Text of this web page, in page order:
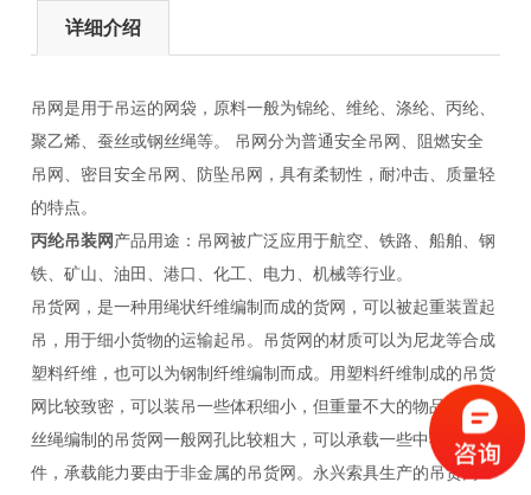
详细介绍
吊网是用于吊运的网袋，原料一般为锦纶、维纶、涤纶、丙纶、
聚乙烯、蚕丝或钢丝绳等。 吊网分为普通安全吊网、阻燃安全
吊网、密目安全吊网、防坠吊网，具有柔韧性，耐冲击、质量轻
的特点。
丙纶吊装网产品用途：吊网被广泛应用于航空、铁路、船舶、钢
铁、矿山、油田、港口、化工、电力、机械等行业。
吊货网，是一种用绳状纤维编制而成的货网，可以被起重装置起
吊，用于细小货物的运输起吊。吊货网的材质可以为尼龙等合成
塑料纤维，也可以为钢制纤维编制而成。用塑料纤维制成的吊货
网比较致密，可以装吊一些体积细小，但重量不大的物品；用钢
丝绳编制的吊货网一般网孔比较粗大，可以承载一些中小型的工
件，承载能力要由于非金属的吊货网。永兴索具生产的吊货网一